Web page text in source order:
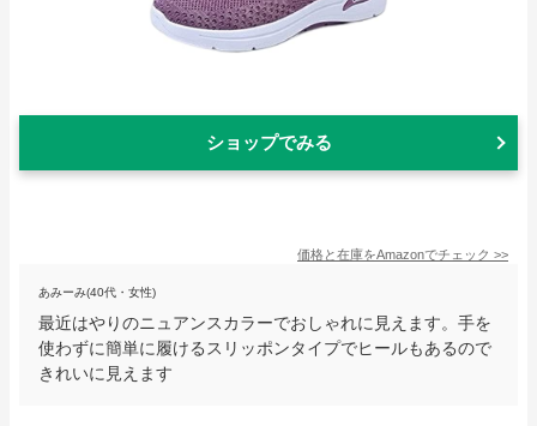
ショップでみる
価格と在庫をAmazonでチェック >>
あみーみ(40代・女性)
最近はやりのニュアンスカラーでおしゃれに見えます。手を
使わずに簡単に履けるスリッポンタイプでヒールもあるので
きれいに見えます